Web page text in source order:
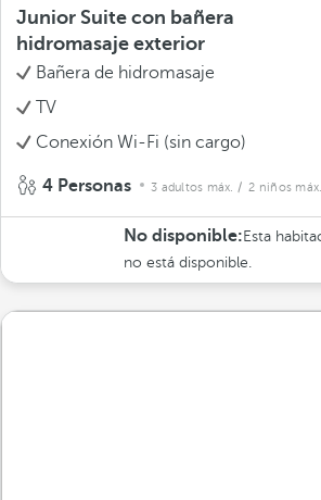
Junior Suite con bañera
hidromasaje exterior
Bañera de hidromasaje
TV
Conexión Wi-Fi (sin cargo)
4 Personas 3 adultos máx. / 2 niños máx.
No disponible:Esta
no está disponible.